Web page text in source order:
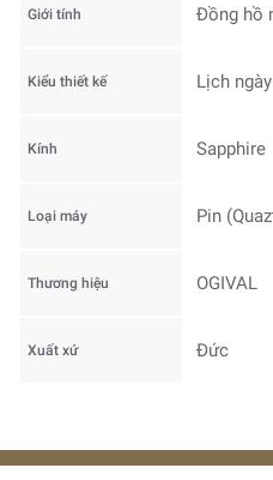
Giới tính Đồng hồ
Kiểu thiết kế Lịch
Kính Sapphire
Loại máy Pin
Thương hiệu OGIVAL
Xuất xứ Đức